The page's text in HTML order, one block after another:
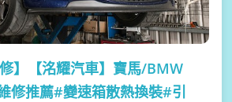
】
【洺耀汽車】寶馬/BMW
修推薦#變速箱散熱換裝#引